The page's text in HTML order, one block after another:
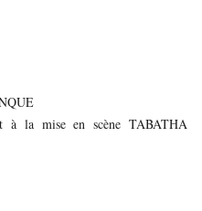
à la mise en scène TABATHA